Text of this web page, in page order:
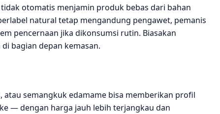
tidak otomatis menjamin produk bebas dari bahan
natural tetap mengandung pengawet, pemanis
pencernaan jika dikonsumsi rutin. Biasakan
bagian depan kemasan.
semangkuk edamame bisa memberikan profil
— dengan harga jauh lebih terjangkau dan